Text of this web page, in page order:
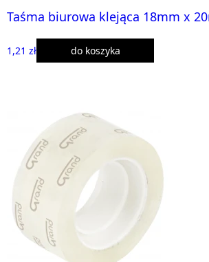
Taśma biurowa klejąca 18mm x
1,21 zł do koszyka